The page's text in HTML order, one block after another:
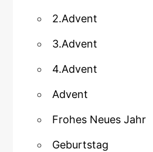
2.Advent
3.Advent
4.Advent
Advent
Frohes Neues Jahr
Geburtstag